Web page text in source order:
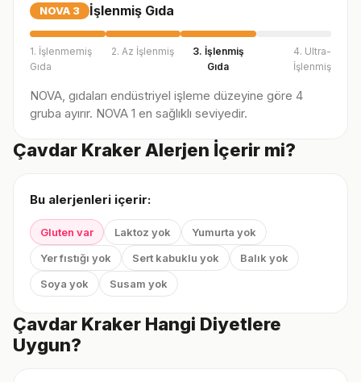
NOVA 3 İşlenmiş Gıda
1. İşlenmemiş
Gıda
2. Az İşlenmiş
3. İşlenmiş
Gıda
4. Ultra-
İşlenmiş
NOVA, gıdaları endüstriyel işleme düzeyine göre 4
gruba ayırır. NOVA 1 en sağlıklı seviyedir.
Çavdar Kraker Alerjen İçerir mi?
Bu alerjenleri içerir:
Gluten var Laktoz yok
Yumurta yok
Yer fıstığı yok
Sert kabuklu yok
Balık yok
Soya yok
Susam yok
Çavdar Kraker Hangi Diyetlere
Uygun?